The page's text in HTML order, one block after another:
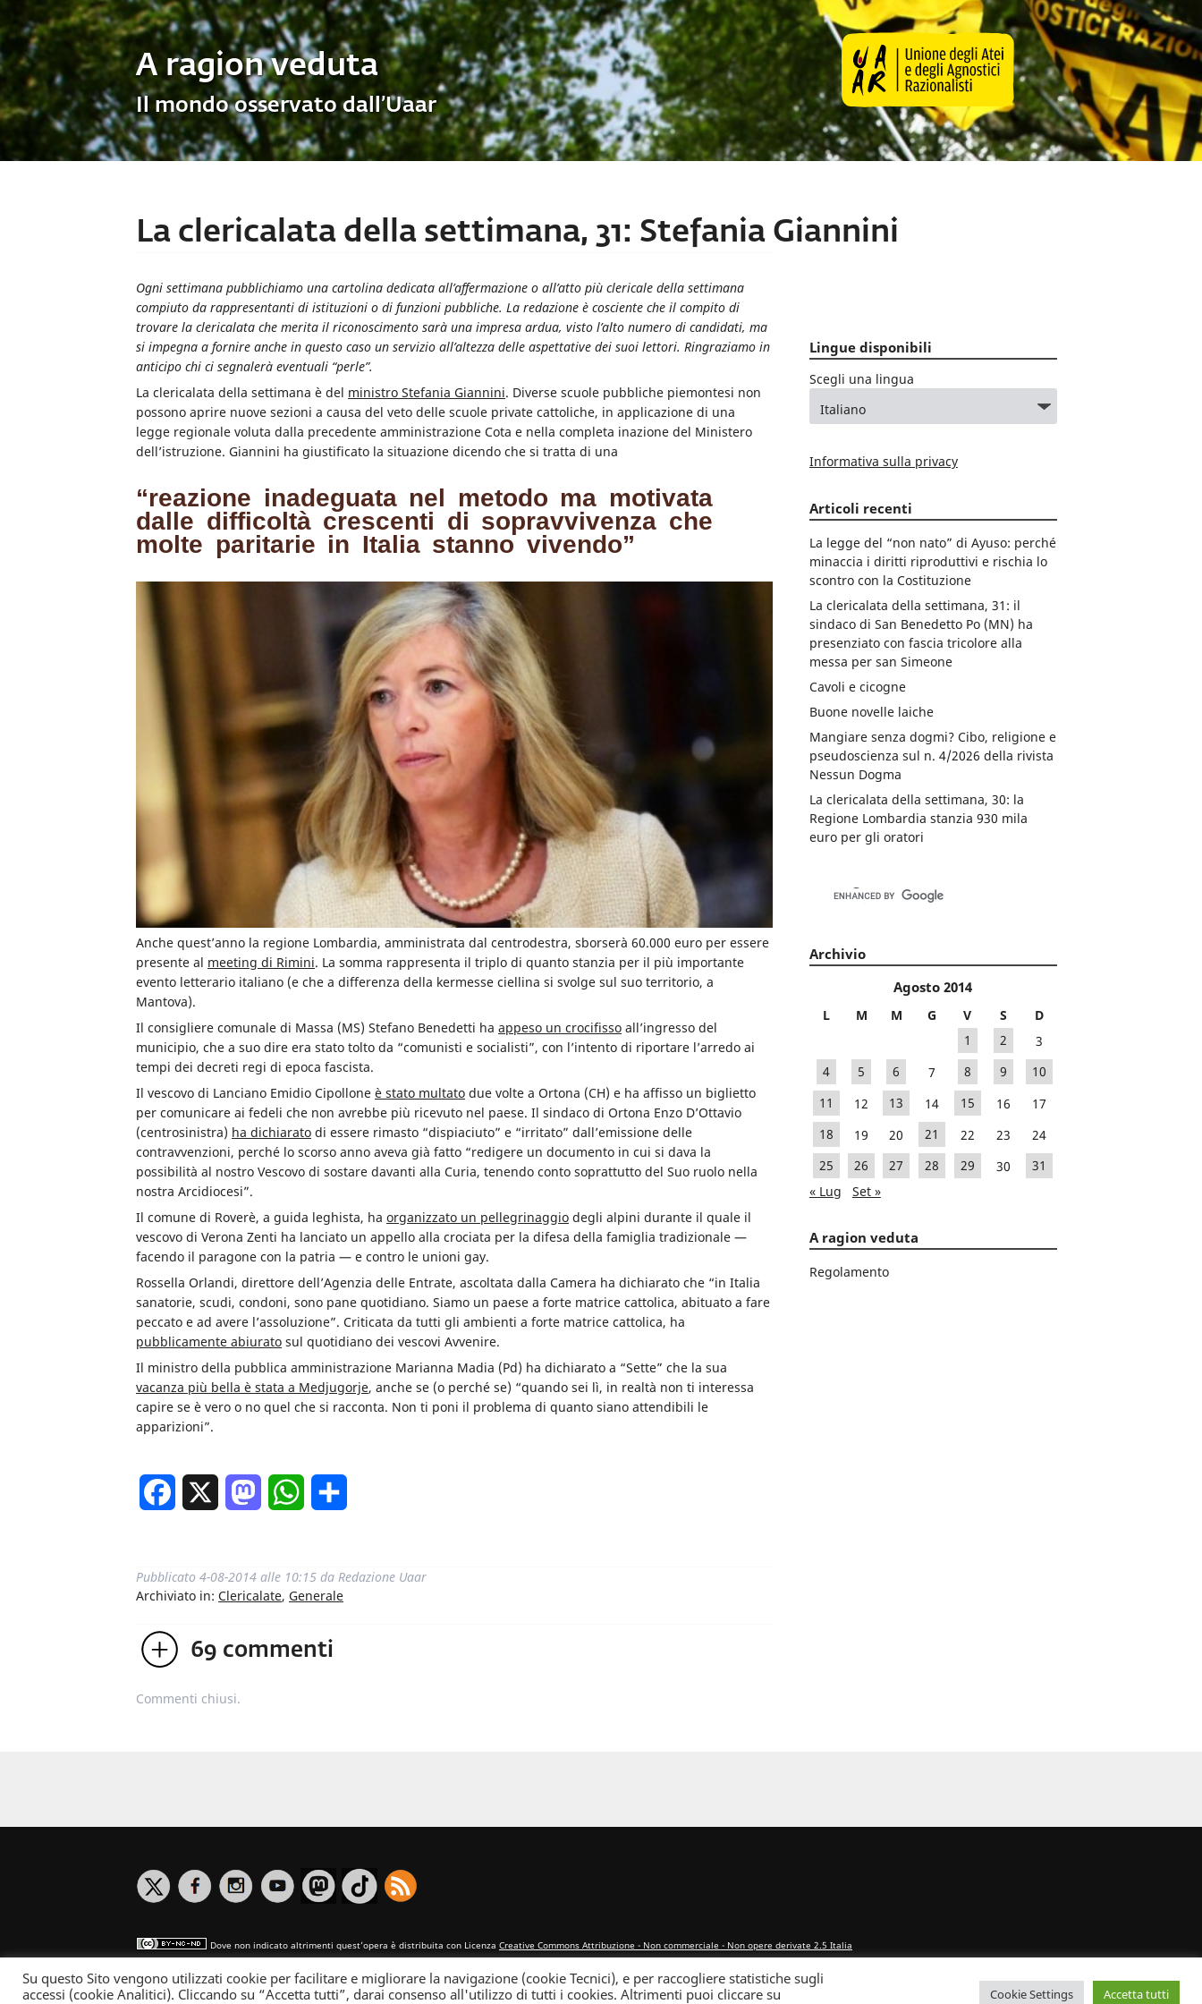
A ragion veduta
Il mondo osservato dall’Uaar
La clericalata della settimana, 31: Stefania Giannini
Ogni settimana pubblichiamo una cartolina dedicata all’affermazione o all’atto più clericale della settimana
compiuto da rappresentanti di istituzioni o di funzioni pubbliche. La redazione è cosciente che il compito di
trovare la clericalata che merita il riconoscimento sarà una impresa ardua, visto l’alto numero di candidati, ma
si impegna a fornire anche in questo caso un servizio all’altezza delle aspettative dei suoi lettori. Ringraziamo in
anticipo chi ci segnalerà eventuali “perle”.
La clericalata della settimana è del ministro Stefania Giannini. Diverse scuole pubbliche piemontesi non
possono aprire nuove sezioni a causa del veto delle scuole private cattoliche, in applicazione di una
legge regionale voluta dalla precedente amministrazione Cota e nella completa inazione del Ministero
dell’istruzione. Giannini ha giustificato la situazione dicendo che si tratta di una
“reazione inadeguata nel metodo ma motivata
dalle difficoltà crescenti di sopravvivenza che
molte paritarie in Italia stanno vivendo”
Anche quest’anno la regione Lombardia, amministrata dal centrodestra, sborserà 60.000 euro per essere
presente al meeting di Rimini. La somma rappresenta il triplo di quanto stanzia per il più importante
evento letterario italiano (e che a differenza della kermesse ciellina si svolge sul suo territorio, a
Mantova).
Il consigliere comunale di Massa (MS) Stefano Benedetti ha appeso un crocifisso all’ingresso del
municipio, che a suo dire era stato tolto da “comunisti e socialisti”, con l’intento di riportare l’arredo ai
tempi dei decreti regi di epoca fascista.
Il vescovo di Lanciano Emidio Cipollone è stato multato due volte a Ortona (CH) e ha affisso un biglietto
per comunicare ai fedeli che non avrebbe più ricevuto nel paese. Il sindaco di Ortona Enzo D’Ottavio
(centrosinistra) ha dichiarato di essere rimasto “dispiaciuto” e “irritato” dall’emissione delle
contravvenzioni, perché lo scorso anno aveva già fatto “redigere un documento in cui si dava la
possibilità al nostro Vescovo di sostare davanti alla Curia, tenendo conto soprattutto del Suo ruolo nella
nostra Arcidiocesi”.
Il comune di Roverè, a guida leghista, ha organizzato un pellegrinaggio degli alpini durante il quale il
vescovo di Verona Zenti ha lanciato un appello alla crociata per la difesa della famiglia tradizionale —
facendo il paragone con la patria — e contro le unioni gay.
Rossella Orlandi, direttore dell’Agenzia delle Entrate, ascoltata dalla Camera ha dichiarato che “in Italia
sanatorie, scudi, condoni, sono pane quotidiano. Siamo un paese a forte matrice cattolica, abituato a fare
peccato e ad avere l’assoluzione”. Criticata da tutti gli ambienti a forte matrice cattolica, ha
pubblicamente abiurato sul quotidiano dei vescovi Avvenire.
Il ministro della pubblica amministrazione Marianna Madia (Pd) ha dichiarato a “Sette” che la sua
vacanza più bella è stata a Medjugorje, anche se (o perché se) “quando sei lì, in realtà non ti interessa
capire se è vero o no quel che si racconta. Non ti poni il problema di quanto siano attendibili le
apparizioni”.
Facebook MastodonWhatsApp
Pubblicato 4-08-2014 alle 10:15 da Redazione Uaar
Archiviato in: Clericalate, Generale
69 commenti
Commenti chiusi.
Lingue disponibili
Scegli una lingua
Informativa sulla privacy
Articoli recenti
La legge del “non nato” di Ayuso: perché
minaccia i diritti riproduttivi e rischia lo
scontro con la Costituzione
La clericalata della settimana, 31: il
sindaco di San Benedetto Po (MN) ha
presenziato con fascia tricolore alla
messa per san Simeone
Cavoli e cicogne
Buone novelle laiche
Mangiare senza dogmi? Cibo, religione e
pseudoscienza sul n. 4/2026 della rivista
Nessun Dogma
La clericalata della settimana, 30: la
Regione Lombardia stanzia 930 mila
euro per gli oratori
Archivio
Agosto 2014
L M M G V S
D
1
2
3
4
5 6 7 8 9
10
11
12 13 14 15 16
17
18
19 20 21 22 23
24
25
26 27 28 29 30
31
« Lug
Set »
A ragion veduta
Regolamento
Dove non indicato altrimenti quest’opera è distribuita con Licenza Creative Commons Attribuzione - Non commerciale - Non opere derivate 2.5 Italia
Informativa sulla privacy
Su questo Sito vengono utilizzati cookie per facilitare e migliorare la navigazione (cookie Tecnici), e per raccogliere statistiche sugli
accessi (cookie Analitici). Cliccando su “Accetta tutti”, darai consenso all'utilizzo di tutti i cookies. Altrimenti puoi cliccare su
Cookie Settings Accetta tutti